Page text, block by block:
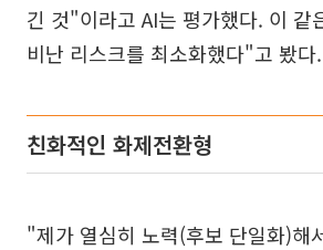
긴 것"이라고 AI는 평가했다. 이 같
비난 리스크를 최소화했다"고 봤다.
친화적인 화제전환형
"제가 열심히 노력(후보 단일화)해